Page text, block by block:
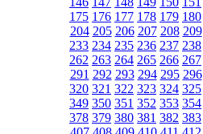
175 176 177 178 179 180
204 205 206 207 208 209
233 234 235 236 237 238
262 263 264 265 266 267
291 292 293 294 295 296
320 321 322 323 324 325
349 350 351 352 353 354
378 379 380 381 382 383